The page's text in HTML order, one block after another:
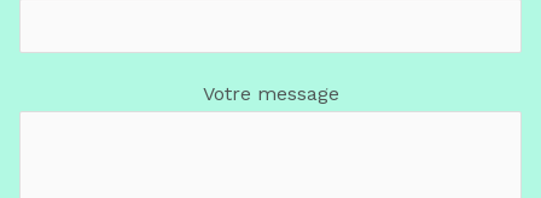
Votre message